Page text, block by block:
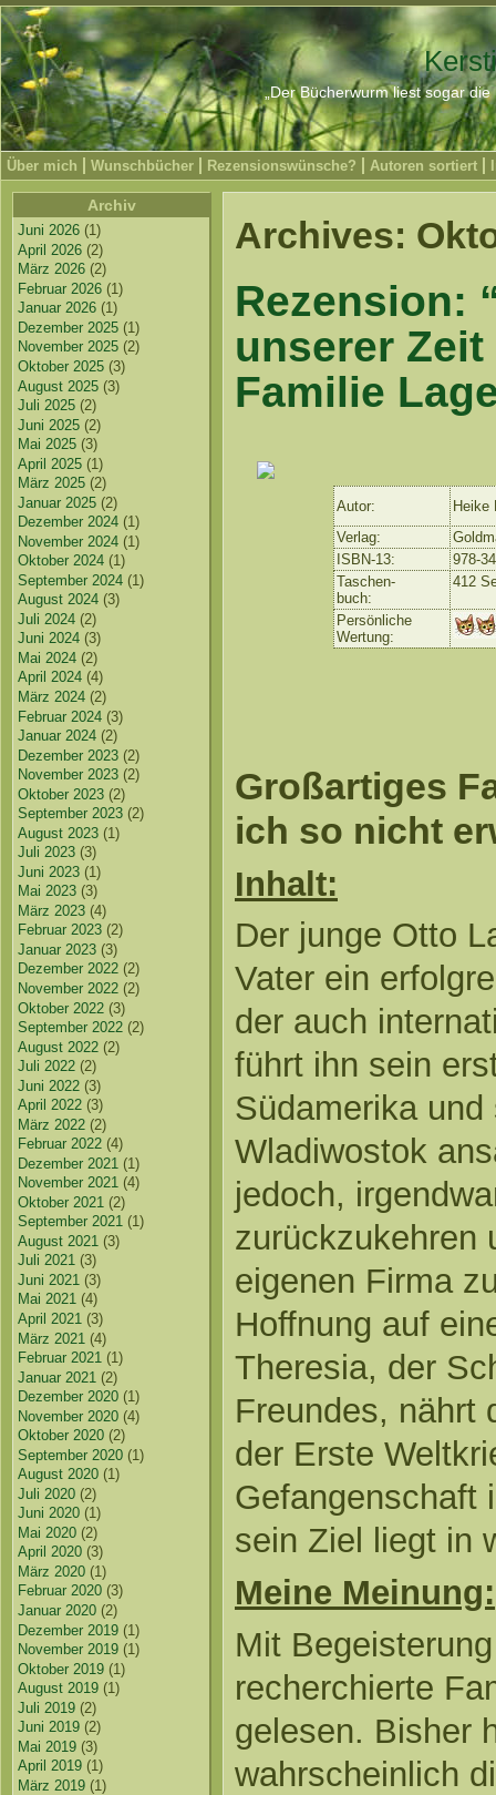
„Der Bücherwurm liest sogar
Über mich Wunschbücher Rezensionswünsche? Autoren sortiert
Archiv
Juni 2026 (1)
April 2026 (2)
März 2026 (2)
Februar 2026 (1)
Januar 2026 (1)
Dezember 2025 (1)
November 2025 (2)
Oktober 2025 (3)
August 2025 (3)
Juli 2025 (2)
Juni 2025 (2)
Mai 2025 (3)
April 2025 (1)
März 2025 (2)
Januar 2025 (2)
Dezember 2024 (1)
November 2024 (1)
Oktober 2024 (1)
September 2024 (1)
August 2024 (3)
Juli 2024 (2)
Juni 2024 (3)
Mai 2024 (2)
April 2024 (4)
März 2024 (2)
Februar 2024 (3)
Januar 2024 (2)
Dezember 2023 (2)
November 2023 (2)
Oktober 2023 (2)
September 2023 (2)
August 2023 (1)
Juli 2023 (3)
Juni 2023 (1)
Mai 2023 (3)
März 2023 (4)
Februar 2023 (2)
Januar 2023 (3)
Dezember 2022 (2)
November 2022 (2)
Oktober 2022 (3)
September 2022 (2)
August 2022 (2)
Juli 2022 (2)
Juni 2022 (3)
April 2022 (3)
März 2022 (2)
Februar 2022 (4)
Dezember 2021 (1)
November 2021 (4)
Oktober 2021 (2)
September 2021 (1)
August 2021 (3)
Juli 2021 (3)
Juni 2021 (3)
Mai 2021 (4)
April 2021 (3)
März 2021 (4)
Februar 2021 (1)
Januar 2021 (2)
Dezember 2020 (1)
November 2020 (4)
Oktober 2020 (2)
September 2020 (1)
August 2020 (1)
Juli 2020 (2)
Juni 2020 (1)
Mai 2020 (2)
April 2020 (3)
März 2020 (1)
Februar 2020 (3)
Januar 2020 (2)
Dezember 2019 (1)
November 2019 (1)
Oktober 2019 (1)
August 2019 (1)
Juli 2019 (2)
Juni 2019 (2)
Mai 2019 (3)
April 2019 (1)
März 2019 (1)
Archives:
Rezension:
unserer Zeit
Familie
Autor:
Heike
Verlag:
ISBN-13:
978-
Taschen-
buch:
412
Persönliche
Wertung:
Großartiges
ich so nicht
Inhalt:
Der junge Otto
Vater ein
der auch
führt ihn sein
Südamerika
Wladiwostok
jedoch,
zurückzukehren
eigenen Firma
Hoffnung auf
Theresia, der
Freundes, nährt
der Erste
Gefangenschaft
sein Ziel liegt in
Meine Meinung:
Mit
recherchierte
gelesen. Bisher
wahrscheinlich